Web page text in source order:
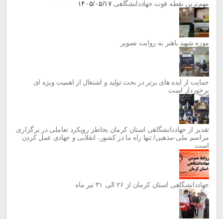
مهم‌ترین نقطه قوت جهاددانشگاهی ۱۴۰۵/۰۵/۱۷
موزه شهید باهنر به روایت تصویر
حمایت از ایده های برتر در بحث تولید و اشتغال از اهمیت ویژه ای
برخوردار است
تقدیر از جهاددانشگاهی استان کرمان بخاطر رویکرد تعاملی در برگزاری
مراسم ملی-مذهبی/ تنها راه ما در کشور، انقلابی و جهادی عمل کردن
است
جهاددانشگاهی استان کرمان از ۲۶ الی ۳۱ تیر ماه